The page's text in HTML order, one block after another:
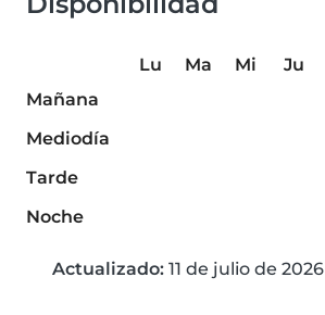
Lu Ma Mi Ju
Mañana
Mediodía
Tarde
Noche
Actualizado: 11 de julio de 2026